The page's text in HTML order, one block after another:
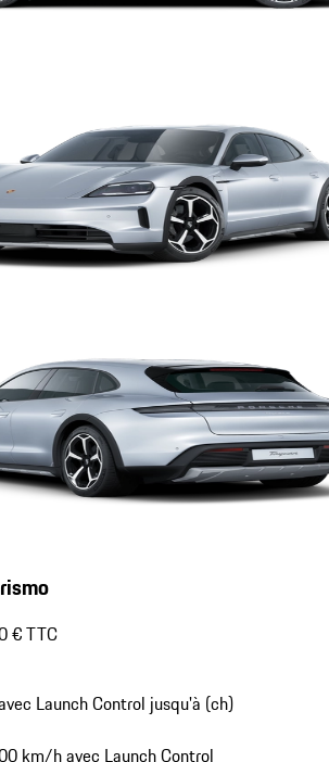
€ TTC
Launch Control jusqu'à (ch)
km/h avec Launch Control